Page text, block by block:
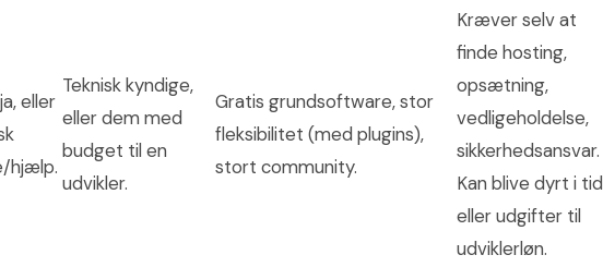
eller
hjælp.
Teknisk kyndige,
eller dem med
budget til en
udvikler.
Gratis grundsoftware, stor
fleksibilitet (med plugins),
stort community.
Kræver selv at
finde hosting,
opsætning,
vedligeholdelse,
sikkerhedsansvar.
Kan blive dyrt i tid
eller udgifter til
udviklerløn.